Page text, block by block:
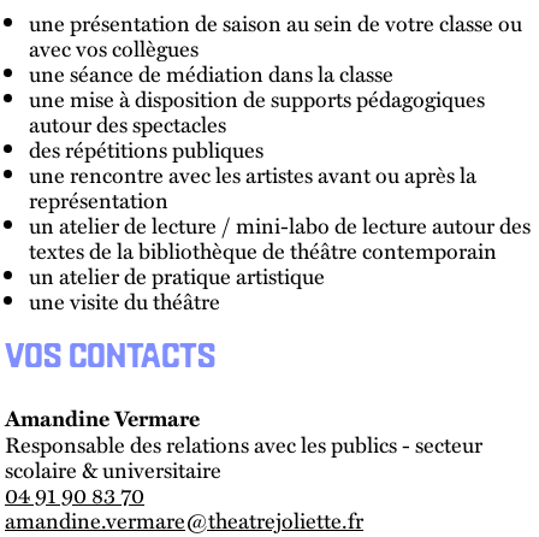
une présentation de saison au sein de votre classe ou
avec vos collègues
une séance de médiation dans la classe
une mise à disposition de supports pédagogiques
autour des spectacles
des répétitions publiques
une rencontre avec les artistes avant ou après la
représentation
un atelier de lecture / mini-labo de lecture autour des
textes de la bibliothèque de théâtre contemporain
un atelier de pratique artistique
une visite du théâtre
VOS CONTACTS
Amandine Vermare
Responsable des relations avec les publics - secteur
scolaire & universitaire
04 91 90 83 70
amandine.vermare@theatrejoliette.fr